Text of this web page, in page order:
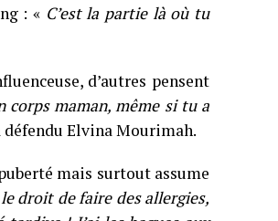
: « C’est la partie là où tu
d’autres pensent
corps maman, même si tu a
défendu Elvina Mourimah.
mais surtout assume
le droit de faire des allergies,